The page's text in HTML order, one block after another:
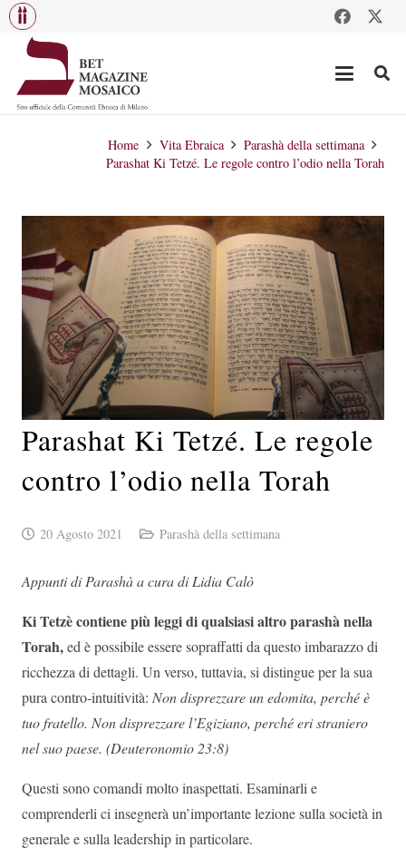
Home Vita Ebraica
Parashà della settimana
Parashat Ki Tetzé. Le regole contro l’odio nella Torah
Parashat Ki Tetzé. Le regole
contro l’odio nella Torah
20 Agosto 2021 Parashà della settimana
Appunti di Parashà a cura di Lidia Calò
Ki Tetzè contiene più leggi di qualsiasi altro parashà nella
Torah,ed è possibile essere sopraffatti da questo imbarazzo di
ricchezza di dettagli. Un verso, tuttavia, si distingue per la sua
pura contro-intuitività: Non disprezzare un edomita, perché è
tuo fratello. Non disprezzare l’Egiziano, perché eri straniero
nel suo paese. (Deuteronomio 23:8)
Questi sono comandi molto inaspettati. Esaminarli e
comprenderli ci insegnerà un’importante lezione sulla società in
generale e sulla leadership in particolare.